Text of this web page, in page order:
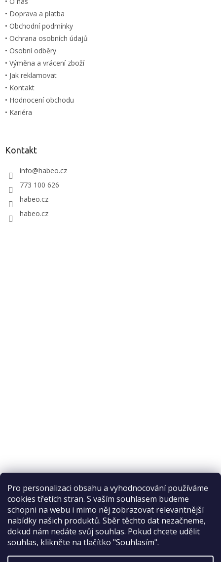
Pro personalizaci obsahu a vyhodnocování používáme
cookies třetích stran. S vaším souhlasem budeme
schopni na webu i mimo něj zobrazovat relevantnější
nabídky našich produktů. Sběr těchto dat nezačneme,
dokud nám nedáte svůj souhlas. Pokud chcete udělit
souhlas, klikněte na tlačítko "Souhlasím".
• Doprava a platba
• Obchodní podmínky
• Ochrana osobních údajů
• Osobní odběry
• Výměna a vrácení zboží
• Jak reklamovat
• Kontakt
• Hodnocení obchodu
• Kariéra
Kontakt
info@habeo.cz
773 100 626
habeo.cz
habeo.cz
Recenze na Habeo.cz